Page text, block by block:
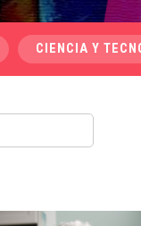
CIENCIA Y